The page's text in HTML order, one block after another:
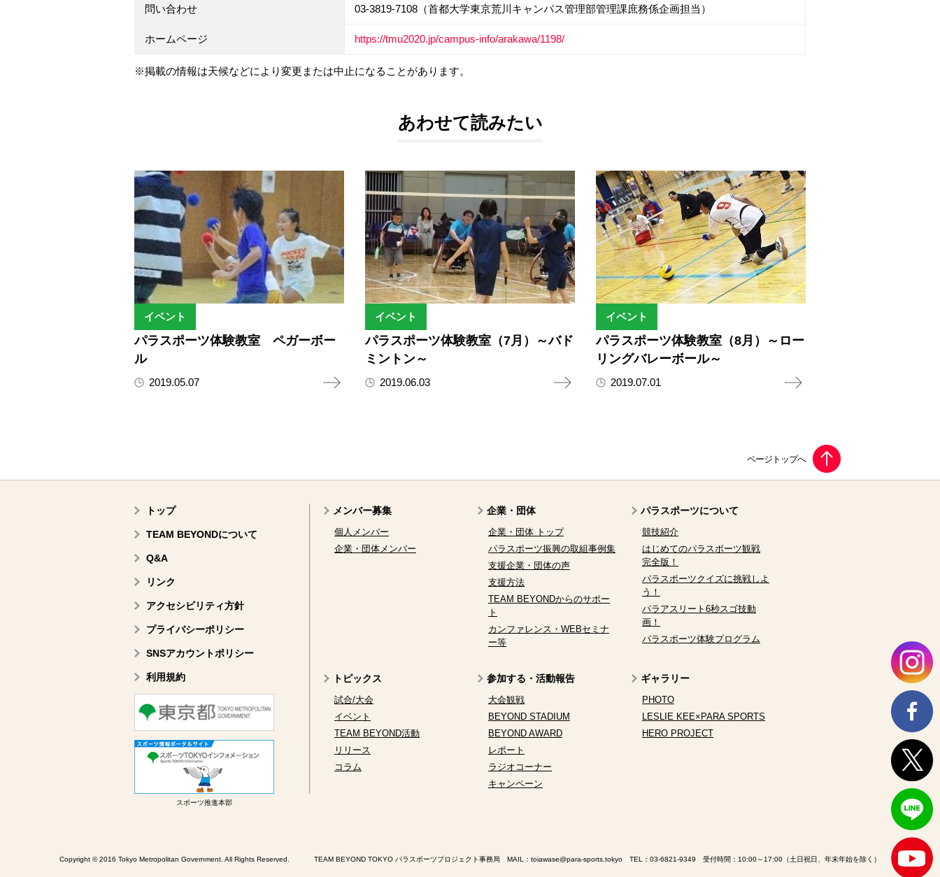
問い合わせ 03-3819-7108（首都大学東京荒川キャンパス管理部管理課庶務係企画担当）
ホームページ https://tmu2020.jp/campus-info/arakawa/1198/
※掲載の情報は天候などにより変更または中止になることがあります。
あわせて読みたい
イベント
パラスポーツ体験教室 ペガーボー
ル
2019.05.07
イベント
パラスポーツ体験教室（7月）～バド
ミントン～
2019.06.03
イベント
パラスポーツ体験教室（8月）～ロー
リングバレーボール～
2019.07.01
トップ
TEAM BEYONDについて
Q&A
リンク
アクセシビリティ方針
プライバシーポリシー
SNSアカウントポリシー
利用規約
スポーツ推進本部
メンバー募集
個人メンバー
企業・団体メンバー
企業・団体
企業・団体 トップ
パラスポーツ振興の取組事例集
支援企業・団体の声
支援方法
TEAM BEYONDからのサポー
ト
カンファレンス・WEBセミナ
ー等
パラスポーツについて
競技紹介
はじめてのパラスポーツ観戦
完全版！
パラスポーツクイズに挑戦しよ
う！
パラアスリート6秒スゴ技動
画！
パラスポーツ体験プログラム
トピックス
試合/大会
イベント
TEAM BEYOND活動
リリース
コラム
参加する・活動報告
大会観戦
BEYOND STADIUM
BEYOND AWARD
レポート
ラジオコーナー
キャンペーン
ギャラリー
PHOTO
LESLIE KEE×PARA SPORTS
HERO PROJECT
Copyright © 2016 Tokyo Metropolitan Government. All Rights Reserved. TEAM BEYOND TOKYO パラスポーツプロジェクト事務局 MAIL： toiawase@para-sports.tokyo TEL： 03-6821-9349 受付時間：10:00～17:00（土日祝日、年末年始を除く）